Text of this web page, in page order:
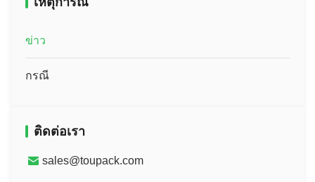
ข่าว
กรณี
ติดต่อเรา
sales@toupack.com